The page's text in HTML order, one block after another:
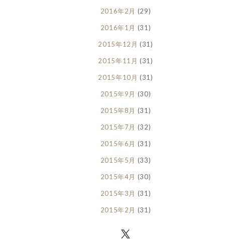
2016年2月 (29)
2016年1月 (31)
2015年12月 (31)
2015年11月 (31)
2015年10月 (31)
2015年9月 (30)
2015年8月 (31)
2015年7月 (32)
2015年6月 (31)
2015年5月 (33)
2015年4月 (30)
2015年3月 (31)
2015年2月 (31)